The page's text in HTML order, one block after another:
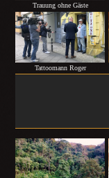
Trauung ohne Gäste
Tattoomann Roger